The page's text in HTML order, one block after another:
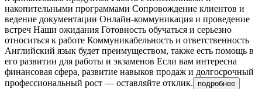
накопительными программами Сопровождение клиентов и
ведение документации Онлайн-коммуникация и проведение
встреч Наши ожидания Готовность обучаться и серьезно
относиться к работе Коммуникабельность и ответственность
Английский язык будет преимуществом, также есть помощь в
его развитии для работы и экзаменов Если вам интересна
финансовая сфера, развитие навыков продаж и долгосрочный
профессиональный рост — оставляйте отклик.
подробнее